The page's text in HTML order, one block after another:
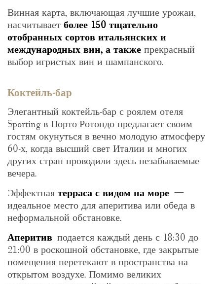
Винная карта, включающая лучшие урожаи,
насчитывает более 150 тщательно
отобранных сортов итальянских и
международных вин, а также прекрасный
выбор игристых вин и шампанского.
Коктейль-бар
Элегантный коктейль-бар с роялем отеля
Sporting в Порто-Ротондо предлагает своим
гостям окунуться в вечно молодую атмосферу
60-х, когда высший свет Италии и многих
других стран проводили здесь незабываемые
вечера.
Эффектная терраса с видом на море —
идеальное место для аперитива или обеда в
неформальной обстановке.
Аперитив подается каждый день с 18:30 до
21:00 в роскошной обстановке, где закрытые
помещения перетекают в пространства на
открытом воздухе. Помимо великих